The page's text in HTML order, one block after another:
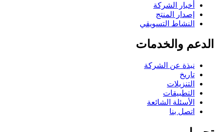
أخبار الشركة
إصدار المنتج
النشاط التسويقي
الدعم والخدمات
نبذة عن الشركة
تاريخ
التنزيلات
التطبيقات
الأسئلة الشائعة
اتصل بنا